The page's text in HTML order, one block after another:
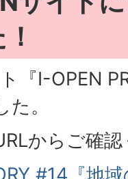
『I-OPEN
。
からご確